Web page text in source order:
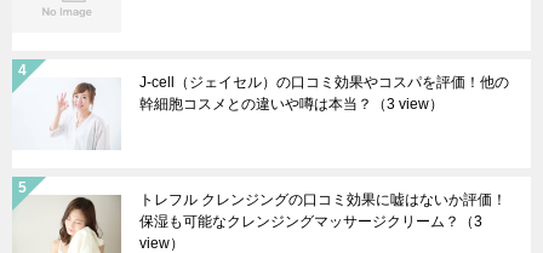
J-cell（ジェイセル）の口コミ効果やコスパを評価！他の
幹細胞コスメとの違いや噂は本当？
（3 view）
トレフル クレンジングの口コミ効果に嘘はないか評価！
保湿も可能なクレンジングマッサージクリーム？
（3
view）